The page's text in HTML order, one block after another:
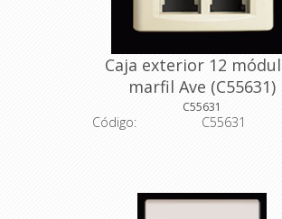
Caja exterior 12
marfil Ave (C55631)
C55631
Código:
C55631
Color: marfil